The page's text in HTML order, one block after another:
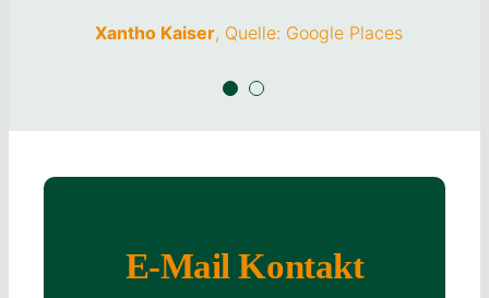
Xantho Kaiser, Quelle: Google Places
Xantho Kaiser Quelle: Google Places
E-Mail Kontakt